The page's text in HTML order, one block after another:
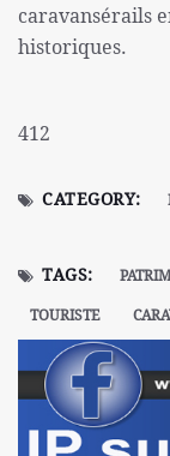
caravansérails
historiques.
412
CATEGORY:
TAGS:
TOURISTE